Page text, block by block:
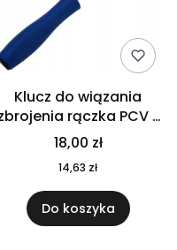
Klucz do wiązania
rączka PCV z
łożyskiem
18,00 zł
14,63 zł
Do koszyka